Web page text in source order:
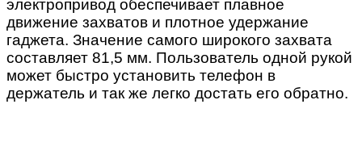
электропривод обеспечивает плавное
движение захватов и плотное удержание
гаджета. Значение самого широкого захвата
составляет 81,5 мм. Пользователь одной рукой
может быстро установить телефон в
держатель и так же легко достать его обратно.